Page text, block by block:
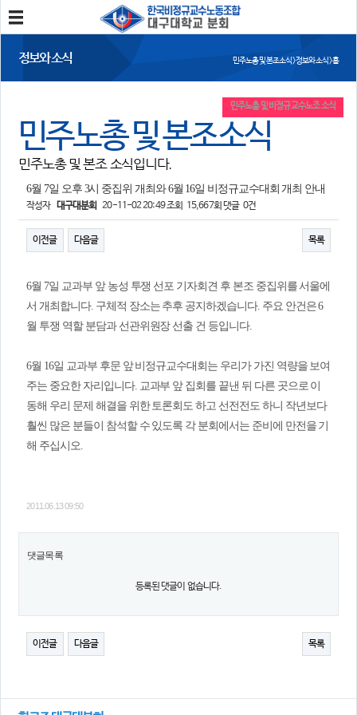
분회소개
분회활동
공지사항
회의록
분회 소식지
정보와 소식
민주노총 및 본조소식
참여
정보와 소식 민주노총 및 본조소식 > 정보와 소식 > 홈
민주노총 및 본조소식
민주노총 및 본조 소식입니다.
민주노총 및 비정규교수노조 소식
6월 7일 오후 3시 중집위 개최와 6월 16일 비정규교수대회 개최 안내
작성자 대구대분회 20-11-02 20:49조회 15,667회 댓글 0건
이전글 다음글 목록
6월 7일 교과부 앞 농성 투쟁 선포 기자회견 후 본조 중집위를 서울에
서 개최합니다. 구체적 장소는 추후 공지하겠습니다. 주요 안건은 6
월 투쟁 역할 분담과 선관위원장 선출 건 등입니다.
6월 16일 교과부 후문 앞 비정규교수대회는 우리가 가진 역량을 보여
주는 중요한 자리입니다. 교과부 앞 집회를 끝낸 뒤 다른 곳으로 이
동해 우리 문제 해결을 위한 토론회도 하고 선전전도 하니 작년보다
훨씬 많은 분들이 참석할 수 있도록 각 분회에서는 준비에 만전을 기
해 주십시오.
2011.06.13 09:50
댓글목록
등록된 댓글이 없습니다.
이전글 다음글 목록